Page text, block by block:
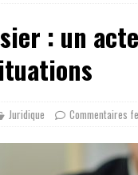
: un
Juridique Commentaires